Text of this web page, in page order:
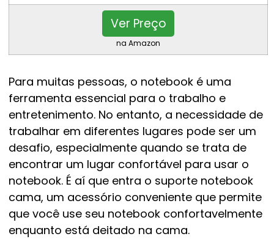
Ver Preço
na Amazon
Para muitas pessoas, o notebook é uma
ferramenta essencial para o trabalho e
entretenimento. No entanto, a necessidade de
trabalhar em diferentes lugares pode ser um
desafio, especialmente quando se trata de
encontrar um lugar confortável para usar o
notebook. É aí que entra o suporte notebook
cama, um acessório conveniente que permite
que você use seu notebook confortavelmente
enquanto está deitado na cama.